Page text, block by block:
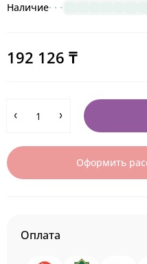
Наличие
192 126 ₸
Оформить
Оплата